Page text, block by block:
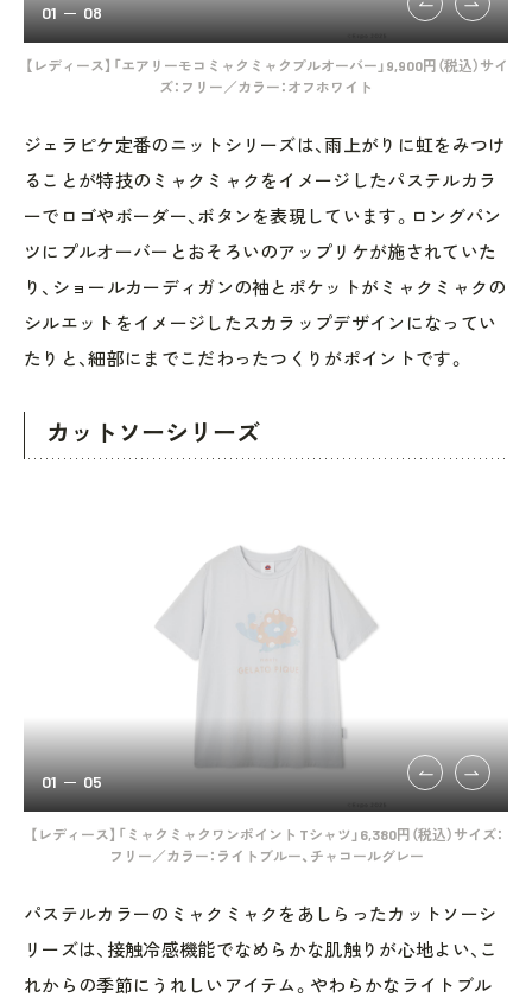
【レディース】「エアリーモコミャクミャクプルオーバー」9,900円（税込）サイ
ズ：フリー／カラー：オフホワイト
01 08
ジェラピケ定番のニットシリーズは、雨上がりに虹をみつけ
ることが特技のミャクミャクをイメージしたパステルカラ
ーでロゴやボーダー、ボタンを表現しています。ロングパン
ツにプルオーバーとおそろいのアップリケが施されていた
り、ショールカーディガンの袖とポケットがミャクミャクの
シルエットをイメージしたスカラップデザインになってい
たりと、細部にまでこだわったつくりがポイントです。
カットソーシリーズ
【レディース】「ミャクミャクワンポイント Tシャツ」6,380円（税込）サイズ：
フリー／カラー：ライトブルー、チャコールグレー
01 05
パステルカラーのミャクミャクをあしらったカットソーシ
リーズは、接触冷感機能でなめらかな肌触りが心地よい、こ
れからの季節にうれしいアイテム。やわらかなライトブル